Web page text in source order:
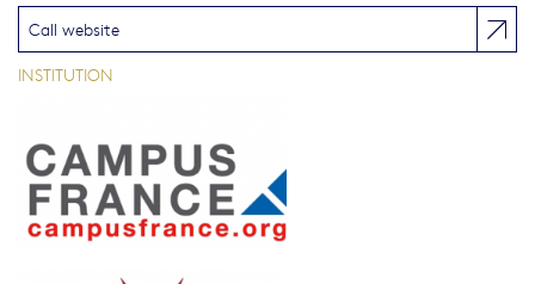
Call website
INSTITUTION